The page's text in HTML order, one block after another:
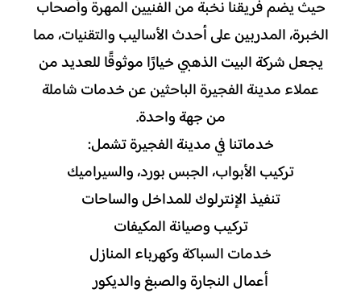
حيث يضم فريقنا نخبة من الفنيين المهرة وأصحاب
الخبرة، المدربين على أحدث الأساليب والتقنيات، مما
يجعل شركة البيت الذهبي خيارًا موثوقًا للعديد من
عملاء مدينة الفجيرة الباحثين عن خدمات شاملة
من جهة واحدة.
خدماتنا في مدينة الفجيرة تشمل:
تركيب الأبواب، الجبس بورد، والسيراميك
تنفيذ الإنترلوك للمداخل والساحات
تركيب وصيانة المكيفات
خدمات السباكة وكهرباء المنازل
أعمال النجارة والصبغ والديكور